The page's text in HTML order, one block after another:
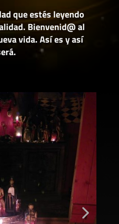
que estés leyendo
Bienvenid@ al
vida. Así es y así